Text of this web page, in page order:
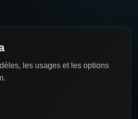
les usages et les options